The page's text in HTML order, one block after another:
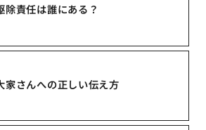
除責任は誰にある？
家さんへの正しい伝え方